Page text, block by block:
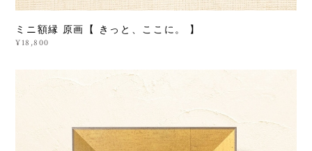
ミニ額縁 原画【 きっと、ここに。 】
¥18,800